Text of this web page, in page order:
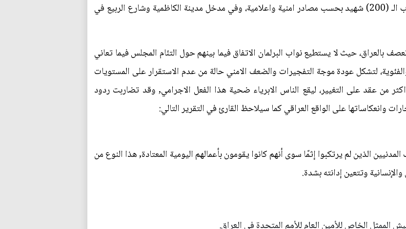
الانفجار الاكثر دموية حيث راح ضحيته ما يقارب الـ (200) شهيد بحسب مصادر امنية واعلامية، وفي مدخل مدينة الكاظمية وشارع الربيع في
بالعراق، حيث لا يستطيع نواب البرلمان الاتفاق فيما بينهم حول التئام المجلس فيما تعاني
لتشكل عودة موجة التفجيرات والضعف الامني حالة من عدم الاستقرار على المستويات
من عقد على التغيير، ليقع الناس الابرياء ضحية هذا الفعل الاجرامي, وقد تضاربت ردود
وانعكاساتها على الواقع العراقي كما سيلاحظ القارئ في التقرير التالي:
الذين لم يرتكبوا إثمًا سوى أنهم كانوا يقومون بأعمالهم اليومية المعتادة, هذا النوع من
وتتعين إدانته بشدة.